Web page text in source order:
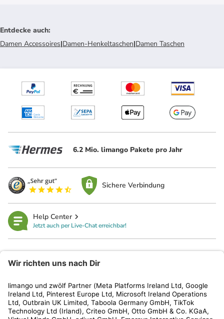
Entdecke auch:
Damen Accessoires|Damen-Henkeltaschen|Damen Taschen
6.2 Mio. limango Pakete pro Jahr
Sichere Verbindung
Help Center
Jetzt auch per Live-Chat erreichbar!
Kundenservice